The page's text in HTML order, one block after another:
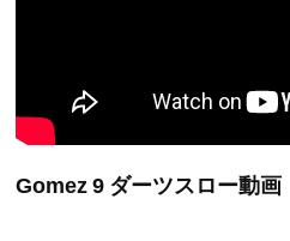
Gomez 9 ダーツスロー動画